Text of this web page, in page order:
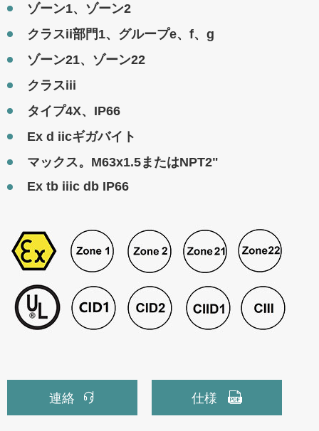
ゾーン1、ゾーン2
クラスii部門1、グループe、f、g
ゾーン21、ゾーン22
クラスiii
タイプ4X、IP66
Ex d iicギガバイト
マックス。M63x1.5またはNPT2"
Ex tb iiic db IP66
連絡  仕様 